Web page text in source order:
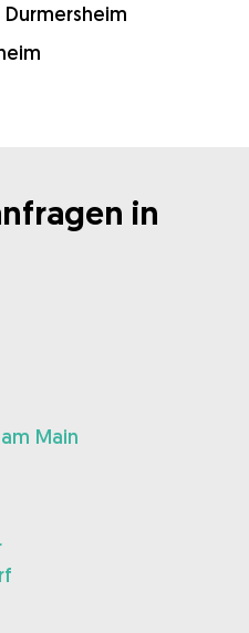
in
Main